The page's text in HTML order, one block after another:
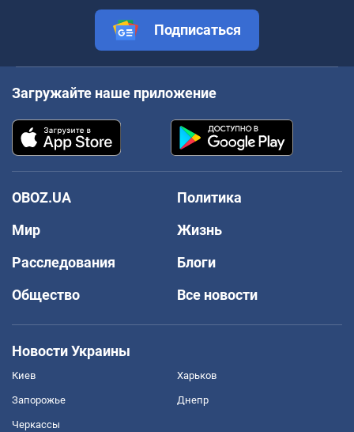
Подписаться
Загружайте наше приложение
OBOZ.UA
Политика
Мир
Жизнь
Расследования
Блоги
Общество
Все новости
Новости Украины
Киев Харьков
Запорожье Днепр
Черкассы